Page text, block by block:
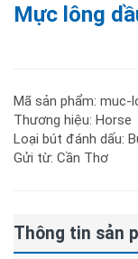
Mực lông
Mã sản phẩm:
Thương hiệu: Horse
Loại bút đánh dấu:
Gửi từ: Cần Thơ
Thông tin sản